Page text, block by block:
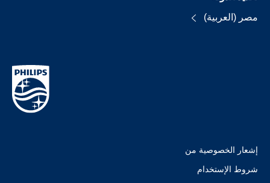
مصر (العربية)
إشعار الخصوصية من
شروط الإستخدام